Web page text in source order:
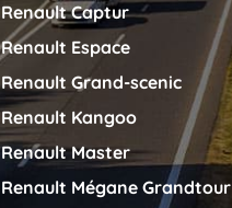
Renault Captur
Renault Espace
Renault Grand-scenic
Renault Kangoo
Renault Master
Renault Mégane Grandtour